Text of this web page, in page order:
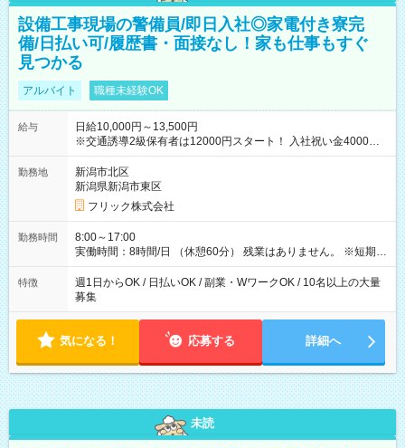
設備工事現場の警備員/即日入社◎家電付き寮完
備/日払い可/履歴書・面接なし！家も仕事もすぐ
見つかる
アルバイト 職種未経験OK
給与
日給10,000円～13,500円
※交通誘導2級保有者は12000円スタート！ 入社祝い金4000円
【試用期間】試用期間なし
勤務地
新潟市北区
新潟県新潟市東区
フリック株式会社
勤務時間
8:00～17:00
実働時間：8時間/日 （休憩60分） 残業はありません。 ※短期の
募集は行っておりません。予めご了承くださいませ。
特徴
週1日からOK / 日払いOK / 副業・WワークOK / 10名以上の大量
募集
気になる！ 応募する 詳細へ
未読